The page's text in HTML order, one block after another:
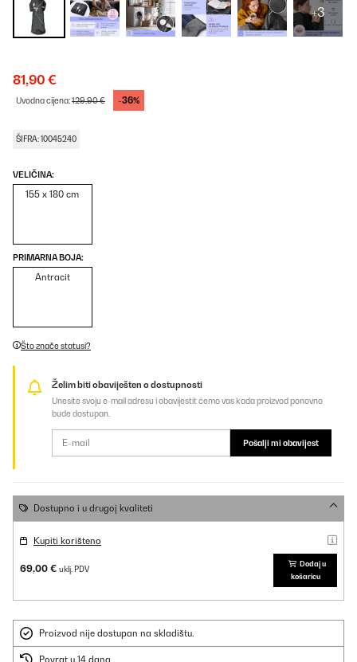
+3
81,90 €
Uvodna cijena:129,90 € -36%
ŠIFRA: 10045240
VELIČINA:
155 x 180 cm
PRIMARNA BOJA:
Antracit
Što znače statusi?
Želim biti obaviješten o dostupnosti
Unesite svoju e-mail adresu i obavijestit ćemo vas kada proizvod ponovno
bude dostupan.
Pošalji mi obavijest
Dostupno i u drugoj kvaliteti
Kupiti korišteno
69,00 € uklj. PDV
Dodaj u
košaricu
Proizvod nije dostupan na skladištu.
Povrat u 14 dana